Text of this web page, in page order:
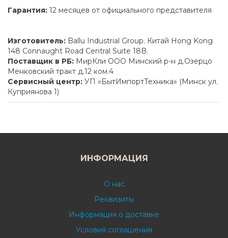
Гарантия: 12 месяцев от официального представителя
Изготовитель: Ballu Industrial Group. Китай Hong Kong
148 Connaught Road Central Suite 18B.
Поставщик в РБ: МирКли ООО Минский р-н д.Озерцо
Менковский тракт д.12 ком.4
Сервисный центр: УП «БытИмпортТехника» (Минск ул.
Куприянова 1)
ИНФОРМАЦИЯ
О нас
Реквизиты
Информация о доставке
Условия соглашения